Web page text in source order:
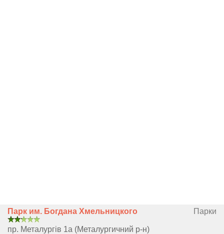
Парк им. Богдана Хмельницкого Парки
пр. Металургів 1а (Металургичний р-н)